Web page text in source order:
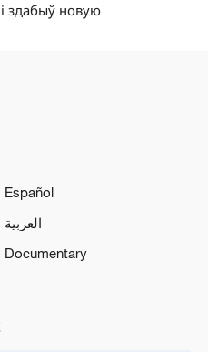
здабыў новую
Español
العربية
Documentary